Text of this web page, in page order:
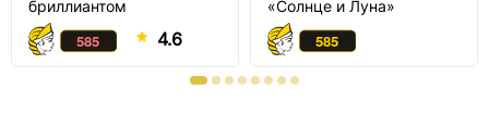
бриллиантом
4.6
«Солнце и Луна»